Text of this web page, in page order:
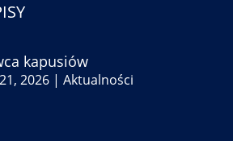
kapusiów
2026 |Aktualności